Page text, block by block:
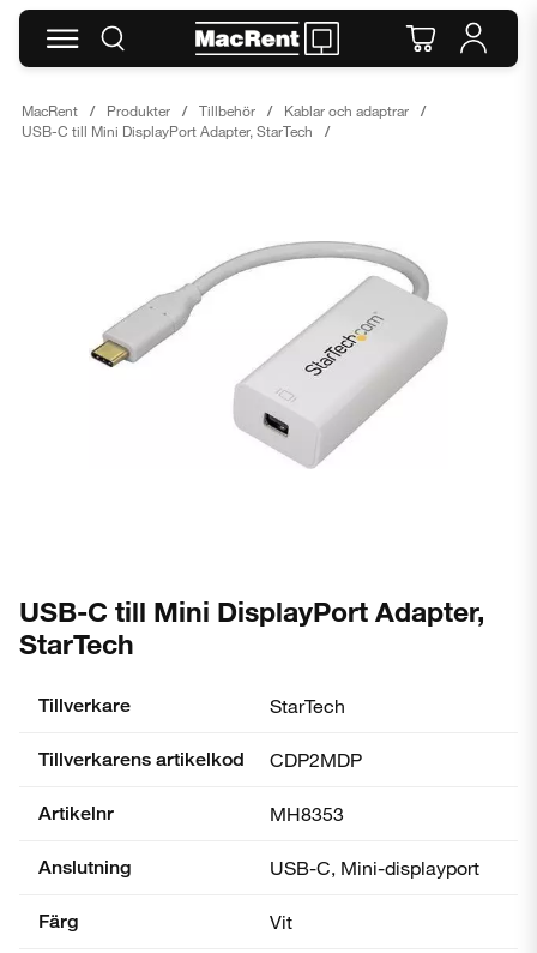
MacRent Produkter Tillbehör
Kablar och adaptrar
USB-C till Mini DisplayPort Adapter, StarTech
USB-C till Mini DisplayPort Adapter,
StarTech
Tillverkare StarTech
Tillverkarens artikelkod CDP2MDP
Artikelnr MH8353
Anslutning USB-C, Mini-displayport
Färg Vit